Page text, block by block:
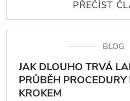
BLOG
JAK DLOUHO TRVÁ
PRŮBĚH
KROKEM